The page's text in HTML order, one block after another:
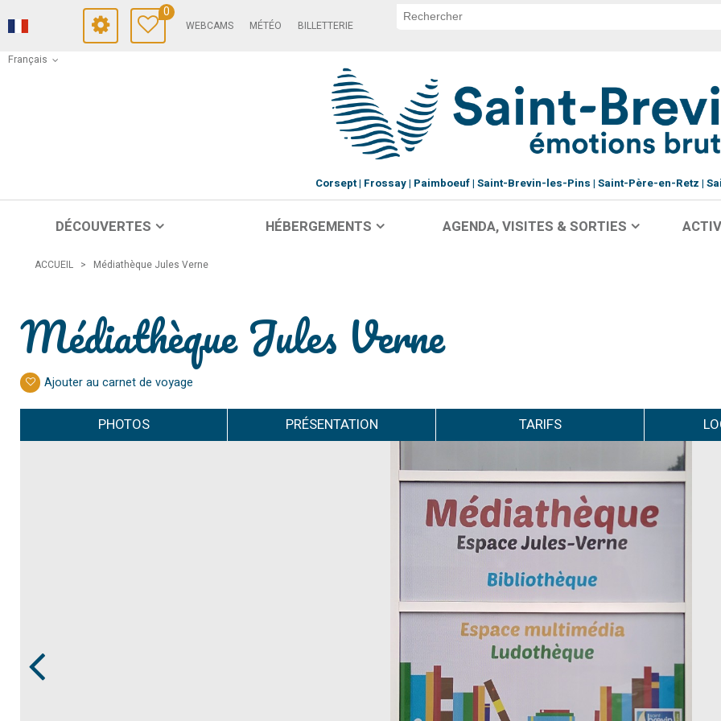
Français
0
WEBCAMS MÉTÉO BILLETTERIE
Corsept Frossay Paimboeuf Saint-Brevin-les-Pins Saint-Père-en-Retz
DÉCOUVERTES HÉBERGEMENTS AGENDA, VISITES & SORTIES
ACCUEIL > Médiathèque Jules Verne
Médiathèque Jules Verne
Ajouter au carnet de voyage
PHOTOS PRÉSENTATION TARIFS